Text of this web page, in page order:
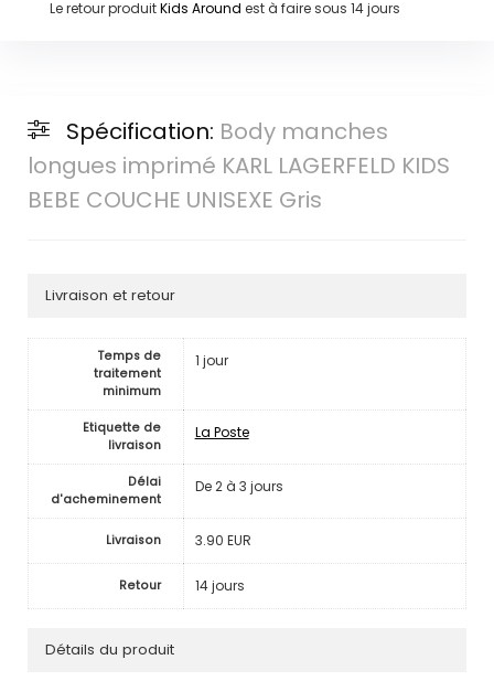
Le retour produitKids Around est à faire sous 14 jours
Spécification: Body manches
longues imprimé KARL LAGERFELD KIDS
BEBE COUCHE UNISEXE Gris
Livraison et retour
Temps de
traitement
minimum
1 jour
Etiquette de
livraison
La Poste
Délai
d'acheminement
De 2 à 3 jours
Livraison 3.90 EUR
Retour 14 jours
Détails du produit